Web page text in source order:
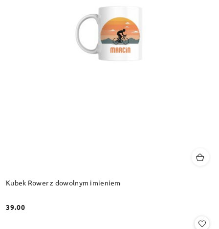
Kubek Rower z dowolnym imieniem
Cena:
39.00